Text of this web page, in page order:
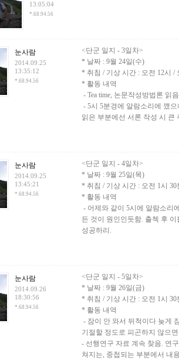
13:05:04
*.68.94.56
눈사람
2014.09.25
13:35:12
*.68.94.56
<단군 일지 - 3일차>
* 날짜 : 9월 24일(수)
* 취침 / 기상 시간 : 오전 12시 /
* 활동 내역
- Tea time, 논문작성방법론 읽음
- 5시 5분경에 알람소리에 깼
읽은 부분에선 서론 작성 시 큰
눈사람
2014.09.25
13:45:21
*.68.94.56
<단군 일지 - 4일차>
* 날짜 : 9월 25일(목)
* 취침 / 기상 시간 : 오전 1시
* 활동 내역
- 어제와 같이 5시에 알람소리
든 것이 원인인듯함. 출첵 후
성공하리.
눈사람
2014.09.26
18:30:56
*.68.94.56
<단군 일지 - 5일차>
* 날짜 : 9월 26일(금)
* 취침 / 기상 시간 : 오전 1시 30
* 활동 내역
- 잠이 안 와서 뒤척이다 늦게
기절할 정도로 피곤하지 않으
- 선행연구 자료 계속 찾음. 연
쳐지는, 중첩되는 부분에서 내